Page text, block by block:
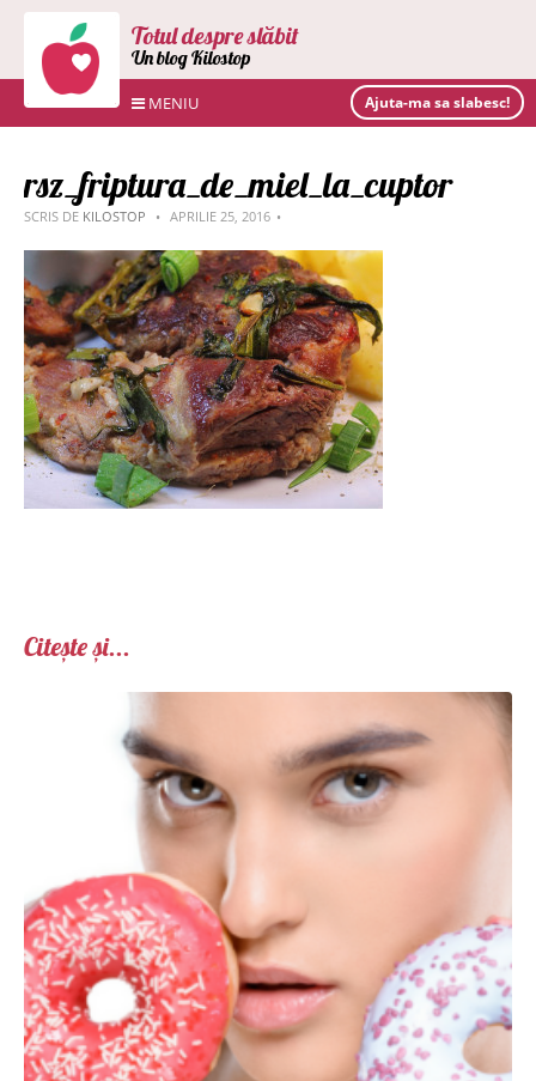
Totul despre slăbit
Un blog Kilostop
MENIU Ajuta-ma sa slabesc!
rsz_friptura_de_miel_la_cuptor
SCRIS DE KILOSTOP APRILIE 25, 2016
Citește și...